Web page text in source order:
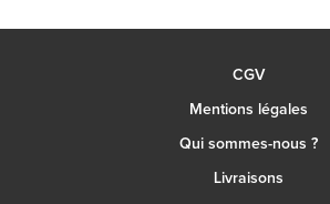
CGV
Mentions légales
Qui sommes-nous ?
Livraisons